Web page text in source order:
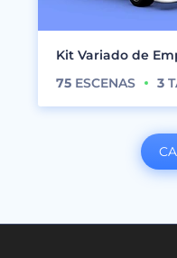
Kit Variado de
75 ESCENAS 3